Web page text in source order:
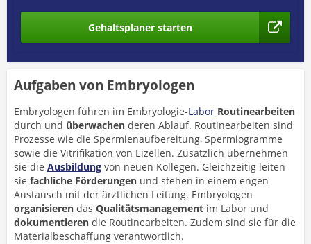
Gehaltsplaner starten
Aufgaben von Embryologen
Embryologen führen im Embryologie-Labor Routinearbeiten
durch und überwachen deren Ablauf. Routinearbeiten sind
Prozesse wie die Spermienaufbereitung, Spermiogramme
sowie die Vitrifikation von Eizellen. Zusätzlich übernehmen
sie die Ausbildung von neuen Kollegen. Gleichzeitig leiten
sie fachliche Förderungen und stehen in einem engen
Austausch mit der ärztlichen Leitung. Embryologen
organisieren das Qualitätsmanagement im Labor und
dokumentieren die Routinearbeiten. Zudem sind sie für die
Materialbeschaffung verantwortlich.